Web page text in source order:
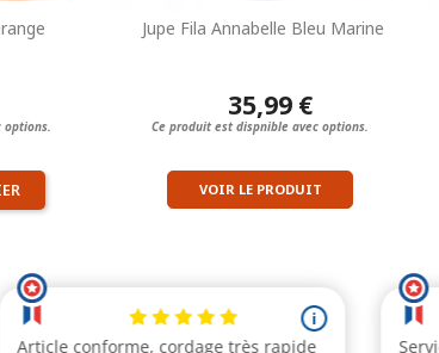
Jupe Fila Annabelle Bleu Marine
35,99 €
Ce produit est dispnible avec options.
VOIR LE PRODUIT